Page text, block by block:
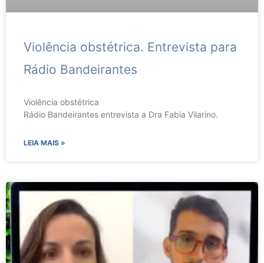
Violência obstétrica. Entrevista para
Rádio Bandeirantes
Violência obstétrica
Rádio Bandeirantes entrevista a Dra Fabia Vilarino.
LEIA MAIS »